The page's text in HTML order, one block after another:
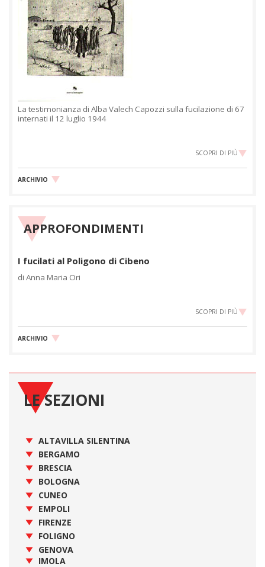
La testimonianza di Alba Valech Capozzi sulla fucilazione di 67
internati il 12 luglio 1944
SCOPRI DI PIÙ
ARCHIVIO
APPROFONDIMENTI
I fucilati al Poligono di Cibeno
di Anna Maria Ori
SCOPRI DI PIÙ
ARCHIVIO
LE SEZIONI
ALTAVILLA SILENTINA
BERGAMO
BRESCIA
BOLOGNA
CUNEO
EMPOLI
FIRENZE
FOLIGNO
GENOVA
IMOLA